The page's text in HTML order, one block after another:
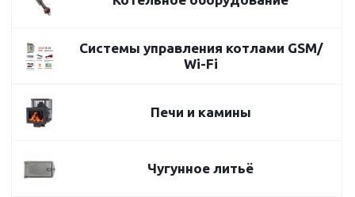
Системы управления котлами GSM/
Wi-Fi
Печи и камины
Чугунное литьё